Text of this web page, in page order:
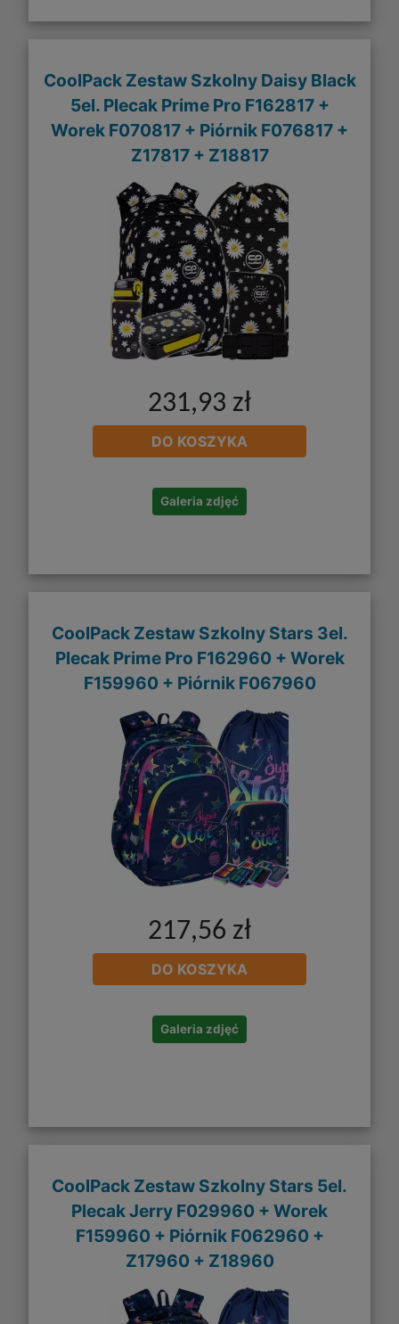
CoolPack Zestaw Szkolny Daisy Black
5el. Plecak Prime Pro F162817 +
Worek F070817 + Piórnik F076817 +
Z17817 + Z18817
231,93 zł
DO KOSZYKA
Galeria zdjęć
CoolPack Zestaw Szkolny Stars 3el.
Plecak Prime Pro F162960 + Worek
F159960 + Piórnik F067960
217,56 zł
DO KOSZYKA
Galeria zdjęć
CoolPack Zestaw Szkolny Stars 5el.
Plecak Jerry F029960 + Worek
F159960 + Piórnik F062960 +
Z17960 + Z18960